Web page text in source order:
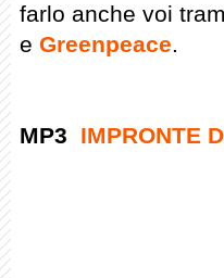
farlo anche voi
e Greenpeace.
MP3 IMPRONTE